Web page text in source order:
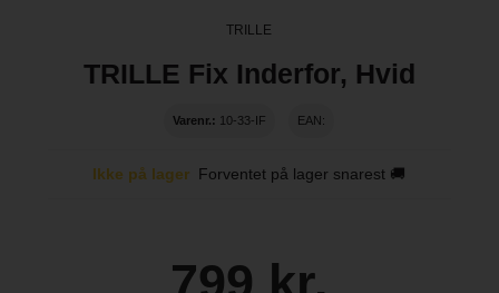
TRILLE
TRILLE Fix Inderfor, Hvid
Varenr.: 10-33-IF EAN:
Ikke på lager Forventet på lager snarest 🚚